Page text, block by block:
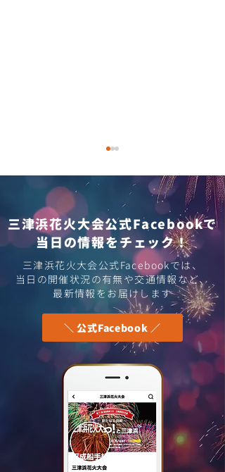
三津浜歴史探訪 その22
「梅津寺だけじゃない、
三津にも海水浴場、衣山
には遊園地があった」
三津浜花火大会公式Facebookで
​当日の情報をチェック！
三津浜花火大会公式Facebookでは、
​当日の開催状況の有無や交通情報など、
最新情報をお届けします
＼ 公式Facebook ／